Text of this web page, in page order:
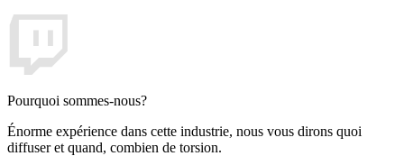
Pourquoi sommes-nous?
Énorme expérience dans cette industrie, nous vous dirons quoi
diffuser et quand, combien de torsion.